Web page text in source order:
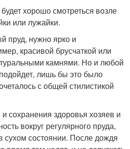
хорошо смотреться возле
или лужайки.
пруд, нужно ярко и
красивой брусчаткой или
камнями. Но и любой
лишь бы это было
с общей стилистикой
сохранения здоровья хозяев и
вокруг регулярного пруда,
сухом состоянии. После дождя